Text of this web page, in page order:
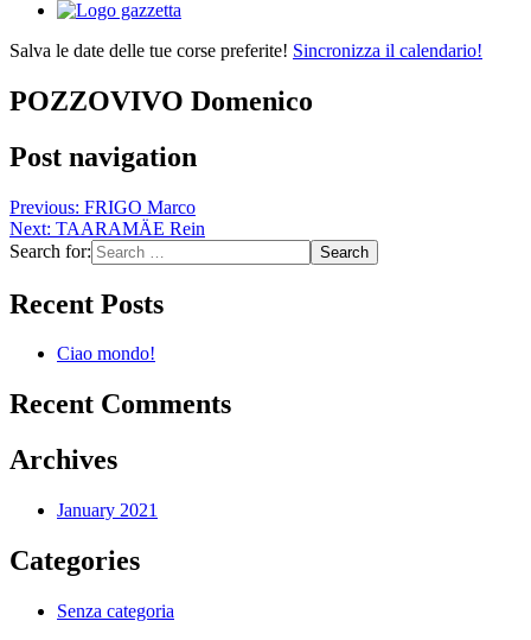
Salva le date delle tue corse preferite! Sincronizza il calendario!
POZZOVIVO Domenico
Post navigation
Previous: FRIGO Marco
Next: TAARAMÄE Rein
Search for:
Recent Posts
Ciao mondo!
Recent Comments
Archives
January 2021
Categories
Senza categoria